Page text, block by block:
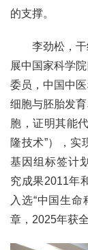
的支撑。
李劲松，
展中国家科学
委员，中国中
细胞与胚胎发
胞，证明其能
隆技术”），实
基因组标签计
究成果2011年
入选“中国生
章，2025年获